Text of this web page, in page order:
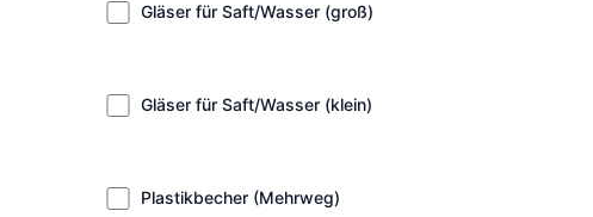
Gläser für Saft/Wasser (groß)
Gläser für Saft/Wasser (klein)
Plastikbecher (Mehrweg)